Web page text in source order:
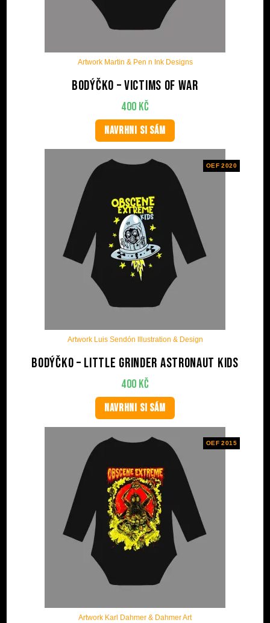
Artwork Martin & Pen n Ink Designs
Bodýčko – Victims Of War
400 Kč
NAVRHNI SI SÁM
OEF 2020
Artwork Luis Sendón Illustration & Design
Bodýčko – Little grinder astronaut kids
400 Kč
NAVRHNI SI SÁM
OEF 2015
Artwork Karl Dahmer & Dahmer Art